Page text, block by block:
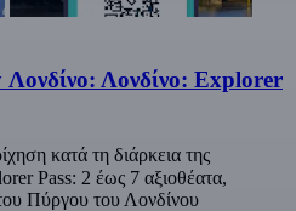
Λονδίνο: Explorer
κατά τη διάρκεια της
Pass: 2 έως 7 αξιοθέατα,
Πύργου του Λονδίνου